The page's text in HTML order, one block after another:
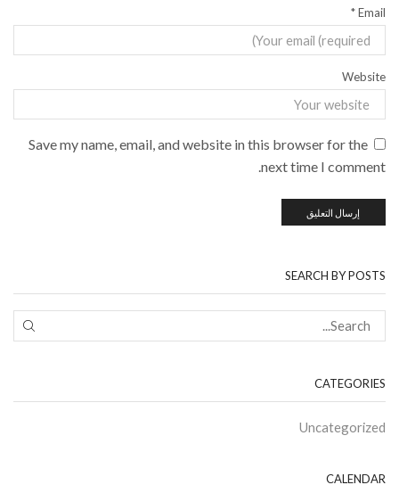
Email
*
Website
Save my name, email, and website in this browser for the
next time I comment.
SEARCH BY POSTS
CATEGORIES
Uncategorized
CALENDAR